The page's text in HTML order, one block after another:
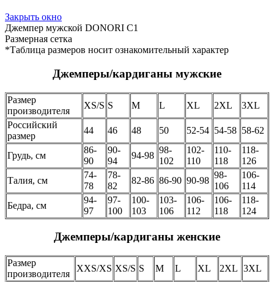
Закрыть окно
Джемпер мужской DONORI C1
Размерная сетка
*Таблица размеров носит ознакомительный характер
Джемперы/кардиганы мужские
Размер
производителя
XS/S S M L XL 2XL
3XL
Российский
размер
44 46 48 50 52-54 54-58 58-62
Грудь, см
86-
90
90-
94
94-98
98-
102
102-
110
110-
118
118-
126
Талия, см
74-
78
78-
82
82-86 86-90 90-98
98-
106
106-
114
Бедра, см
94-
97
97-
100
100-
103
103-
106
106-
112
106-
118
118-
124
Джемперы/кардиганы женские
Размер
производителя
XXS/XS XS/S S M L XL 2XL 3XL